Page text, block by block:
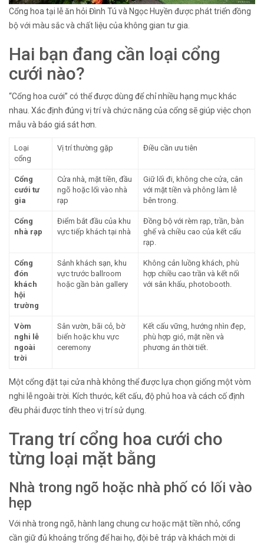
Cổng hoa tại lễ ăn hỏi Đình Tú và Ngọc Huyền được phát triển đồng
bộ với màu sắc và chất liệu của không gian tư gia.
Hai bạn đang cần loại cổng
cưới nào?
“Cổng hoa cưới” có thể được dùng để chỉ nhiều hạng mục khác
nhau. Xác định đúng vị trí và chức năng của cổng sẽ giúp việc chọn
mẫu và báo giá sát hơn.
Loại
cổng
Vị trí thường gặp Điều cần ưu tiên
Cổng
cưới tư
gia
Cửa nhà, mặt tiền, đầu
ngõ hoặc lối vào nhà
rạp
Giữ lối đi, không che cửa, cân
với mặt tiền và phông làm lễ
bên trong.
Cổng
nhà rạp
Điểm bắt đầu của khu
vực tiếp khách tại nhà
Đồng bộ với rèm rạp, trần, bàn
ghế và chiều cao của kết cấu
rạp.
Cổng
đón
khách
hội
trường
Sảnh khách sạn, khu
vực trước ballroom
hoặc gần bàn gallery
Không cản luồng khách, phù
hợp chiều cao trần và kết nối
với sân khấu, photobooth.
Vòm
nghi lễ
ngoài
trời
Sân vườn, bãi cỏ, bờ
biển hoặc khu vực
ceremony
Kết cấu vững, hướng nhìn đẹp,
phù hợp gió, mặt nền và
phương án thời tiết.
Một cổng đặt tại cửa nhà không thể được lựa chọn giống một vòm
nghi lễ ngoài trời. Kích thước, kết cấu, độ phủ hoa và cách cố định
đều phải được tính theo vị trí sử dụng.
Trang trí cổng hoa cưới cho
từng loại mặt bằng
Nhà trong ngõ hoặc nhà phố có lối vào
hẹp
Với nhà trong ngõ, hành lang chung cư hoặc mặt tiền nhỏ, cổng
cần giữ đủ khoảng trống để hai họ, đội bê tráp và khách mời di